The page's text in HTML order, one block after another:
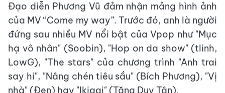
Đạo diễn Phương Vũ đảm nhận mảng hình ảnh
của MV “Come my way”. Trước đó, anh là người
đứng sau nhiều MV nổi bật của Vpop như "Mục
hạ vô nhân" (Soobin), "Hop on da show" (tlinh,
LowG), "The stars" của chương trình "Anh trai
say hi", "Nâng chén tiêu sầu" (Bích Phương), "Vị
nhà" (Đen) hay "Ikigai" (Tăng Duy Tân).